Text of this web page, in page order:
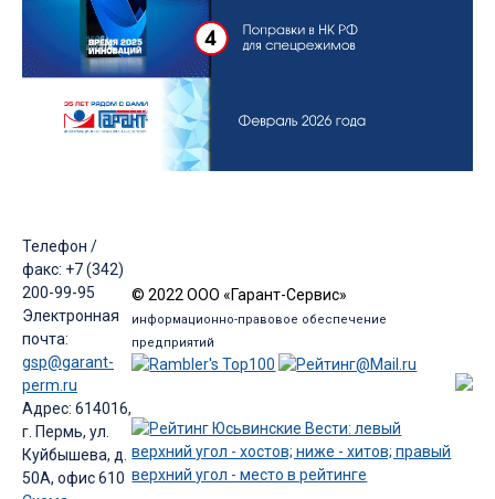
Телефон /
факс: +7 (342)
200-99-95
Электронная
почта:
gsp@garant-
perm.ru
Адрес: 614016,
г. Пермь, ул.
Куйбышева, д.
50А, офис 610
© 2022 ООО «Гарант-Сервис»
информационно-правовое обеспечение
предприятий